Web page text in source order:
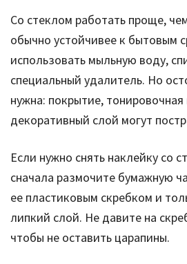
Со стеклом работать проще,
обычно устойчивее к бытовым
использовать мыльную воду,
специальный удалитель. Но
нужна: покрытие,
декоративный слой могут
Если нужно снять наклейку со
сначала размочите бумажную
ее пластиковым скребком и
липкий слой. Не давите на
чтобы не оставить царапины.